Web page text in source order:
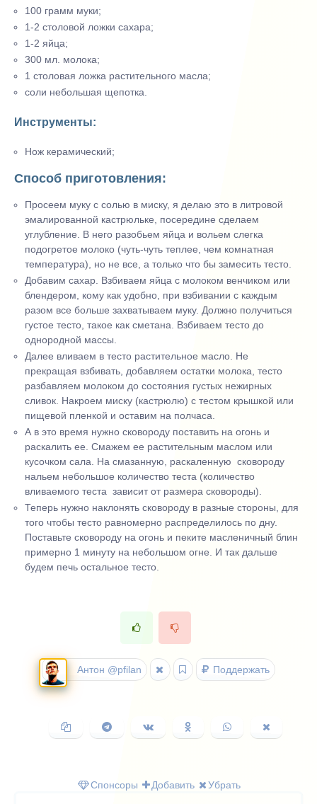
100 грамм муки;
1-2 столовой ложки сахара;
1-2 яйца;
300 мл. молока;
1 столовая ложка растительного масла;
соли небольшая щепотка.
Инструменты:
Нож керамический;
Способ приготовления:
Просеем муку с солью в миску, я делаю это в литровой
эмалированной кастрюльке, посередине сделаем
углубление. В него разобьем яйца и вольем слегка
подогретое молоко (чуть-чуть теплее, чем комнатная
температура), но не все, а только что бы замесить тесто.
Добавим сахар. Взбиваем яйца с молоком венчиком или
блендером, кому как удобно, при взбивании с каждым
разом все больше захватываем муку. Должно получиться
густое тесто, такое как сметана. Взбиваем тесто до
однородной массы.
Далее вливаем в тесто растительное масло. Не
прекращая взбивать, добавляем остатки молока, тесто
разбавляем молоком до состояния густых нежирных
сливок. Накроем миску (кастрюлю) с тестом крышкой или
пищевой пленкой и оставим на полчаса.
А в это время нужно сковороду поставить на огонь и
раскалить ее. Смажем ее растительным маслом или
кусочком сала. На смазанную, раскаленную сковороду
нальем небольшое количество теста (количество
вливаемого теста зависит от размера сковороды).
Теперь нужно наклонять сковороду в разные стороны, для
того чтобы тесто равномерно распределилось по дну.
Поставьте сковороду на огонь и пеките масленичный блин
примерно 1 минуту на небольшом огне. И так дальше
будем печь остальное тесто.
Антон @pfilan Поддержать
Копировать
ссылку
Поделиться
в
Поделиться
ВКонтакте
Поделиться
в
Поделиться
в
в
Спонсоры
Добавить Убрать